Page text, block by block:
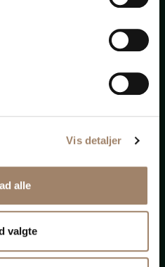
Vis detaljer
alle
valgte
ligeløn